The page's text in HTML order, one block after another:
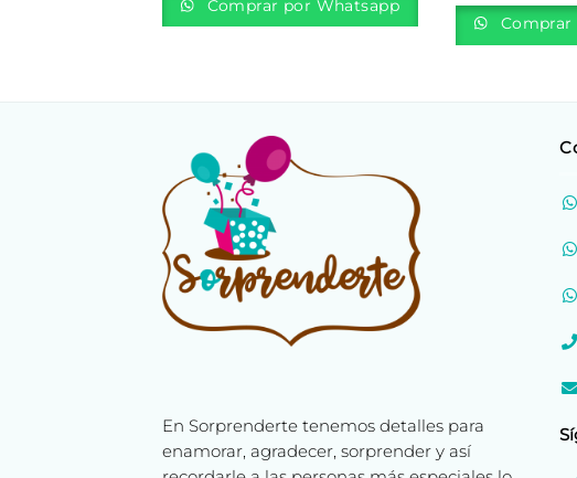
Comprar por Whatsapp
En Sorprenderte tenemos detalles para
enamorar, agradecer, sorprender y así